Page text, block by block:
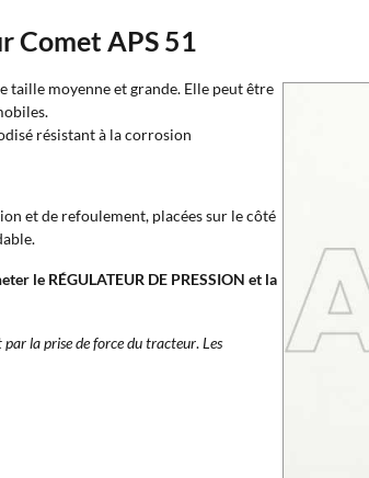
Comet APS 51
taille moyenne et grande. Elle peut être
résistant à la corrosion
et de refoulement, placées sur le côté
le RÉGULATEUR DE PRESSION et la
par la prise de force du tracteur.Les